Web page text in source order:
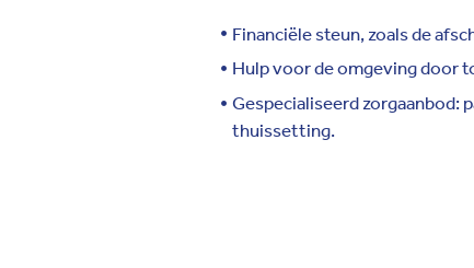
Financiële steun, zoals de
Hulp voor de omgeving door
Gespecialiseerd zorgaanbod:
thuissetting.